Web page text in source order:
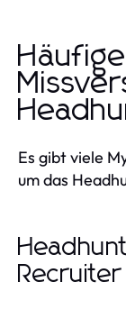
Häufige
Es gibt viele
um das
Recruiter